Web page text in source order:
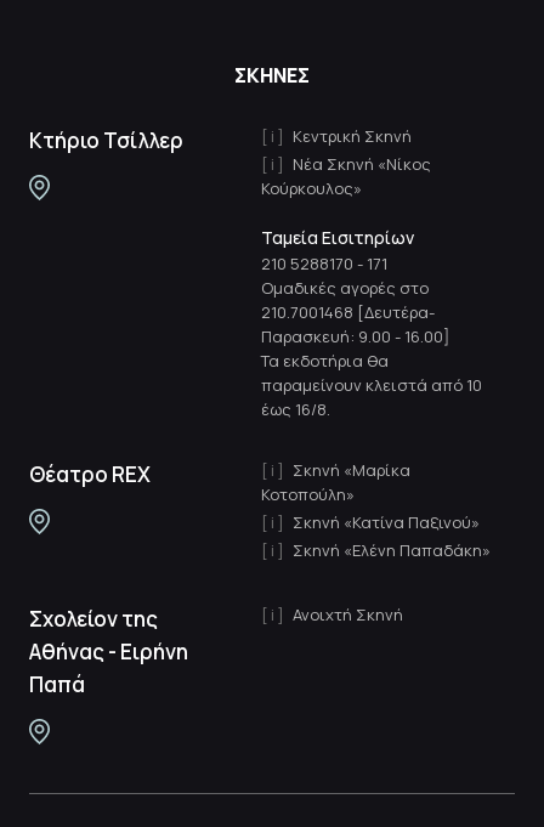
ΣΚΗΝΕΣ
Κτήριο Τσίλλερ
Κεντρική Σκηνή
Νέα Σκηνή «Νίκος
Κούρκουλος»
Ταμεία Εισιτηρίων
210 5288170 - 171
Ομαδικές αγορές στο
210.7001468 [Δευτέρα-
Παρασκευή: 9.00 - 16.00]
Τα εκδοτήρια θα
παραμείνουν κλειστά από 10
έως 16/8.
Θέατρο REX
Σκηνή «Μαρίκα
Κοτοπούλη»
Σκηνή «Κατίνα Παξινού»
Σκηνή «Ελένη Παπαδάκη»
Σχολείον της
Αθήνας - Ειρήνη
Παπά
Ανοιχτή Σκηνή